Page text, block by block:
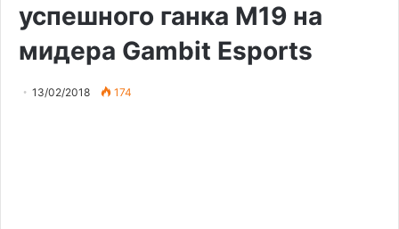
успешного ганка M19 на
мидера Gambit Esports
13/02/2018 174